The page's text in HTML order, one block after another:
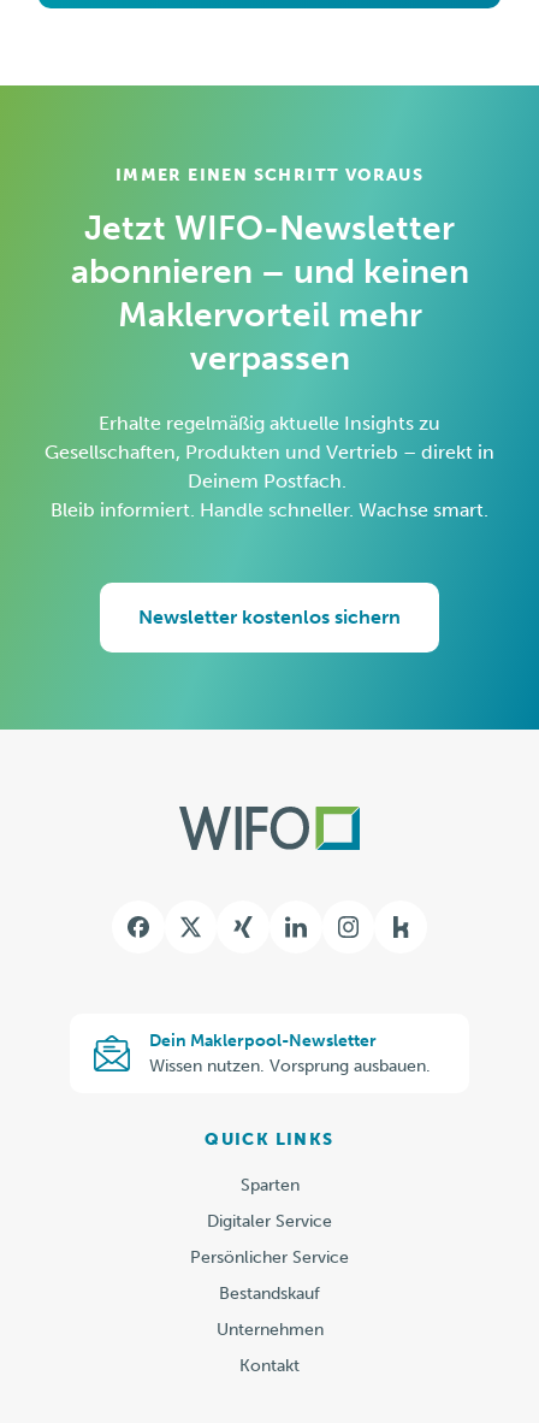
IMMER EINEN SCHRITT VORAUS
Jetzt WIFO-Newsletter
abonnieren – und keinen
Maklervorteil mehr
verpassen
Erhalte regelmäßig aktuelle Insights zu
Gesellschaften, Produkten und Vertrieb – direkt in
Deinem Postfach.
Bleib informiert. Handle schneller. Wachse smart.
Newsletter kostenlos sichern
Kununu
Dein Maklerpool-Newsletter
Wissen nutzen. Vorsprung ausbauen.
Maklerpool-
QUICK LINKS
Sparten
Digitaler Service
Persönlicher Service
Bestandskauf
Unternehmen
Kontakt